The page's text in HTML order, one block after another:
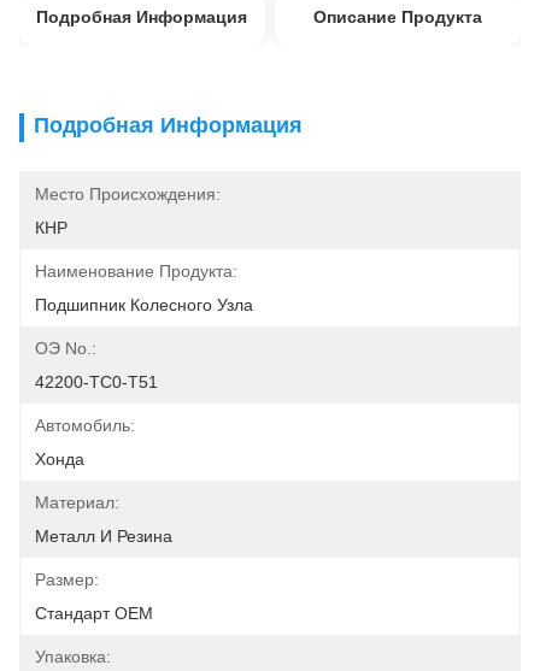
Подробная Информация Описание Продукта
Подробная Информация
Место Происхождения:
КНР
Наименование Продукта:
Подшипник Колесного Узла
ОЭ No.:
42200-TC0-T51
Автомобиль:
Хонда
Материал:
Металл И Резина
Размер:
Стандарт OEM
Упаковка: